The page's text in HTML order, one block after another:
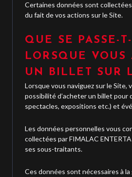
Certaines données sont
du fait de vos actions sur le Site.
QUE SE PASSE-
LORSQUE VOUS
UN BILLET SUR
Lorsque vous naviguez sur le Site,
possibilité d’acheter un billet pour
spectacles, expositions etc.) et
Les données personnelles vous
collectées par FIMALAC
ses sous-traitants.
Ces données sont nécessaires à